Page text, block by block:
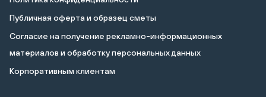
Публичная оферта и образец сметы
Cогласие на получение рекламно-информационных
материалов и обработку персональных данных
Корпоративным клиентам